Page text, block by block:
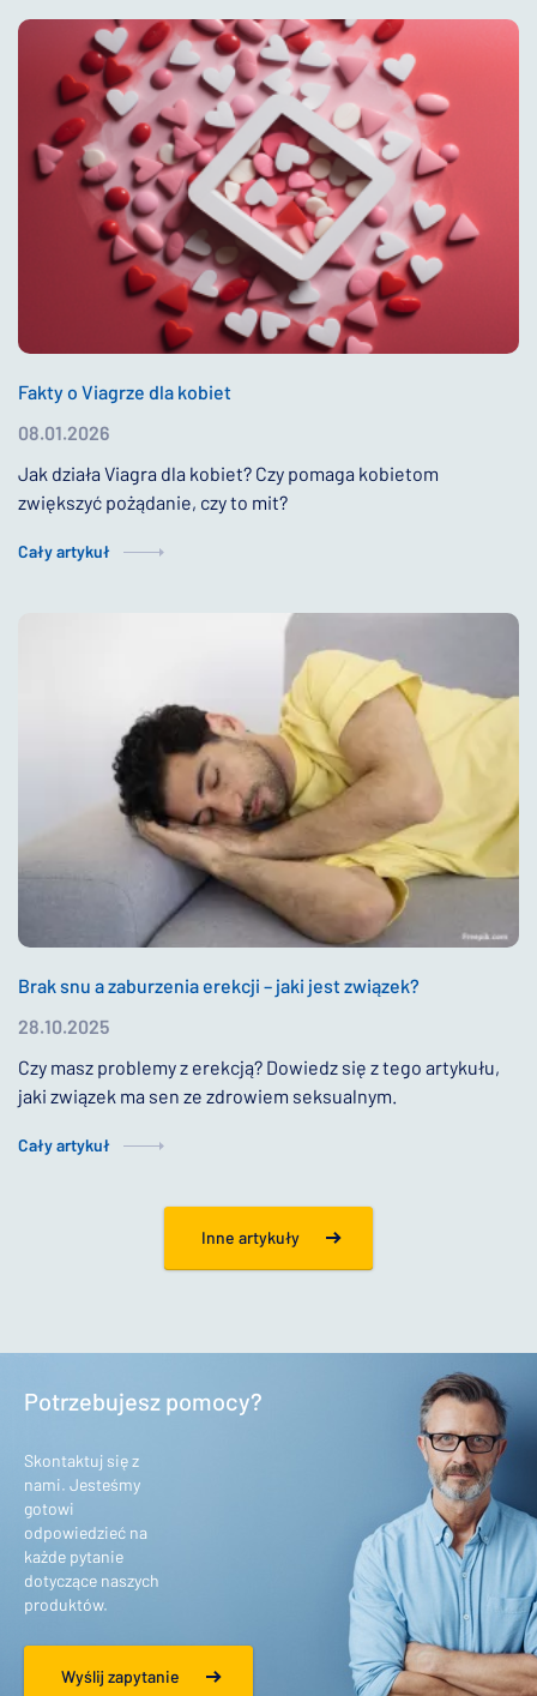
Fakty o Viagrze dla kobiet
08.01.2026
Jak działa Viagra dla kobiet? Czy pomaga kobietom
zwiększyć pożądanie, czy to mit?
Cały artykuł
Brak snu a zaburzenia erekcji – jaki jest związek?
28.10.2025
Czy masz problemy z erekcją? Dowiedz się z tego artykułu,
jaki związek ma sen ze zdrowiem seksualnym.
Cały artykuł
Inne artykuły
Potrzebujesz pomocy?
Skontaktuj się z
nami. Jesteśmy
gotowi
odpowiedzieć na
każde pytanie
dotyczące naszych
produktów.
Wyślij zapytanie